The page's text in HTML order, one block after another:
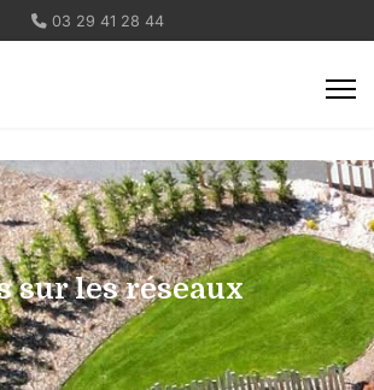
03 29 41 28 44
sur les réseaux